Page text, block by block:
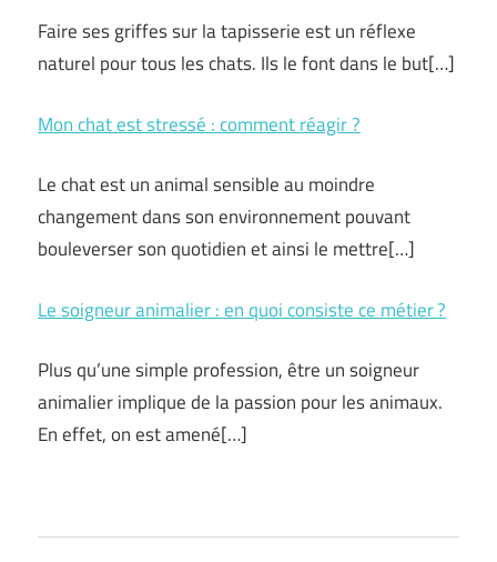
Faire ses griffes sur la tapisserie est un réflexe
naturel pour tous les chats. Ils le font dans le but[…]
Mon chat est stressé : comment réagir ?
Le chat est un animal sensible au moindre
changement dans son environnement pouvant
bouleverser son quotidien et ainsi le mettre[…]
Le soigneur animalier : en quoi consiste ce métier ?
Plus qu’une simple profession, être un soigneur
animalier implique de la passion pour les animaux.
En effet, on est amené[…]